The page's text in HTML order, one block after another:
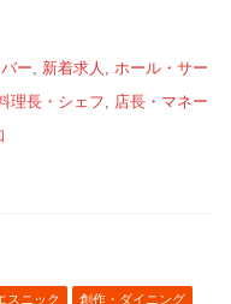
ー 新着求人
ホール・サー
理長・シェフ
店長・マネー
スニック 創作・ダイニング